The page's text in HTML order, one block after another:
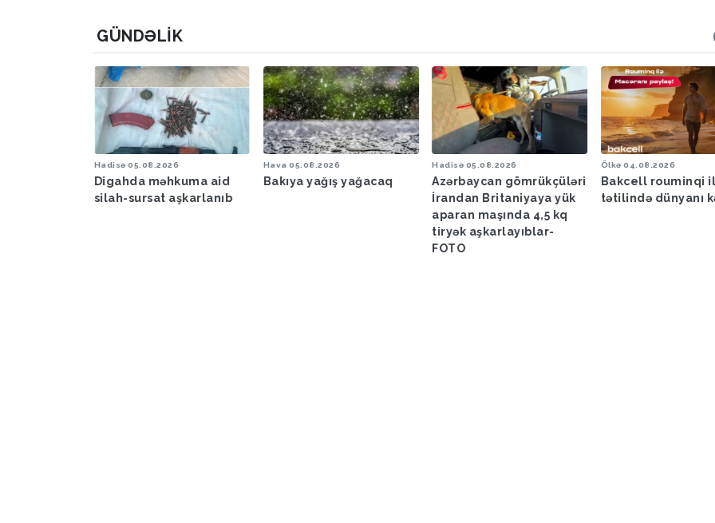
GÜNDƏLIK
Hadisə 05.08.2026
Digahda məhkuma aid
silah-sursat aşkarlanıb
Hava 05.08.2026
Bakıya yağış yağacaq
Hadisə 05.08.2026
Azərbaycan gömrükçüləri
İrandan Britaniyaya yük
aparan maşında 4,5 kq
tiryək aşkarlayıblar-
FOTO
Ölkə 04.08.2026
Bakcell rouminqi
tətilində dünyanı